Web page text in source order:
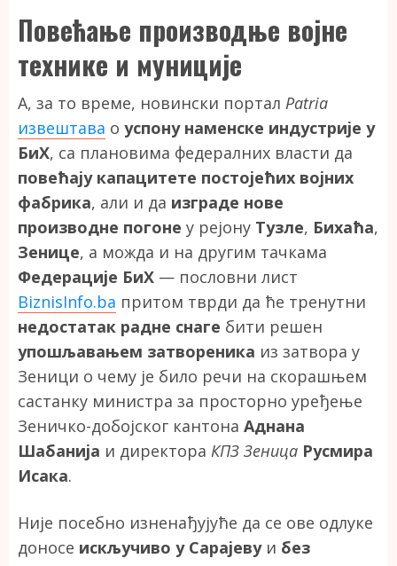
Повећање производње војне
технике и муниције
А, за то време, новински портал Patria
извештава о успону наменске индустрије у
БиХ, са плановима федералних власти да
повећају капацитете постојећих војних
фабрика, али и да изграде нове
производне погоне у рејону Тузле, Бихаћа,
Зенице, а можда и на другим тачкама
Федерације БиХ — пословни лист
BiznisInfo.ba притом тврди да ће тренутни
недостатак радне снаге бити решен
упошљавањем затвореника из затвора у
Зеници о чему је било речи на скорашњем
састанку министра за просторно уређење
Зеничко-добојског кантона Аднана
Шабанија и директора КПЗ Зеница Русмира
Исака.
Није посебно изненађујуће да се ове одлуке
доносе искључиво у Сарајевуи без